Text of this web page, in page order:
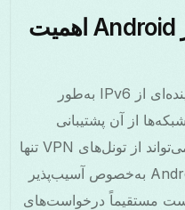
چرا نشت‌های IPv6 در Android اهمیت
دستگاه‌های Android به طور فزاینده‌ای از IPv6 به‌طور
از آن پشتیبانی
می‌کنند. از آنجا که ترافیک IPv6 می‌تواند از تونل‌های VPN تنها
برای IPv4 عبور کند، کاربران Android به‌خصوص آسیب‌پذیر
مستقیماً درخواست‌های